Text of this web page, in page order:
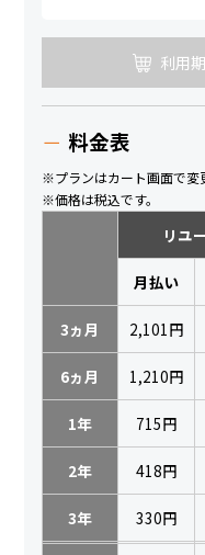
利用
料金表
※プランはカート画面で変
※価格は税込です。
リユ
月払い
3ヵ月 2,101円
6ヵ月 1,210円
1年 715円
2年 418円
3年 330円